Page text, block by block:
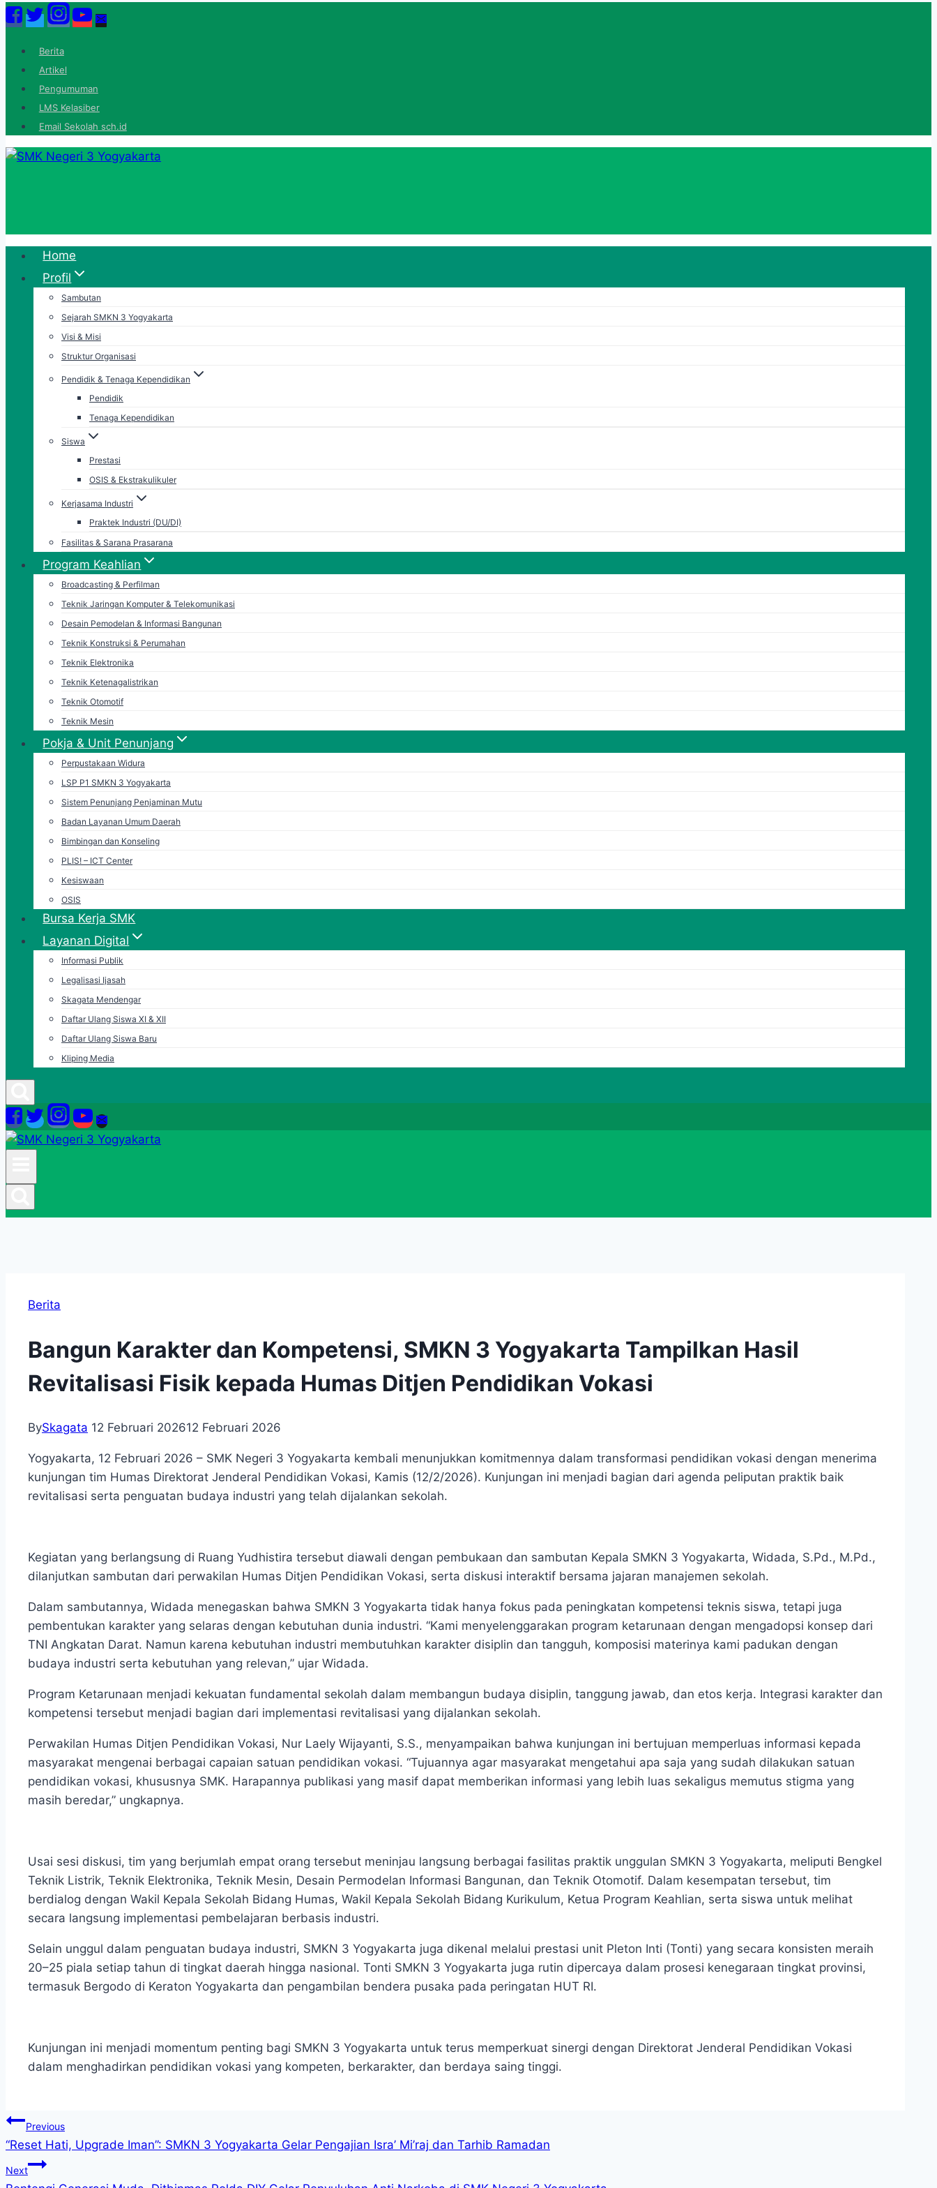
Skip
to
contentBerita
Artikel
Pengumuman
LMS Kelasiber
Email Sekolah sch.id
Home
Profil
Sambutan
Sejarah SMKN 3 Yogyakarta
Visi & Misi
Struktur Organisasi
Pendidik & Tenaga Kependidikan
Pendidik
Tenaga Kependidikan
Siswa
Prestasi
OSIS & Ekstrakulikuler
Kerjasama Industri
Praktek Industri (DU/DI)
Fasilitas & Sarana Prasarana
Program Keahlian
Broadcasting & Perfilman
Teknik Jaringan Komputer & Telekomunikasi
Desain Pemodelan & Informasi Bangunan
Teknik Konstruksi & Perumahan
Teknik Elektronika
Teknik Ketenagalistrikan
Teknik Otomotif
Teknik Mesin
Pokja & Unit Penunjang
Perpustakaan Widura
LSP P1 SMKN 3 Yogyakarta
Sistem Penunjang Penjaminan Mutu
Badan Layanan Umum Daerah
Bimbingan dan Konseling
PLIS! – ICT Center
Kesiswaan
OSIS
Bursa Kerja SMK
Layanan Digital
Informasi Publik
Legalisasi Ijasah
Skagata Mendengar
Daftar Ulang Siswa XI & XII
Daftar Ulang Siswa Baru
Kliping Media
Berita
Bangun Karakter dan Kompetensi, SMKN 3 Yogyakarta Tampilkan Hasil
Revitalisasi Fisik kepada Humas Ditjen Pendidikan Vokasi
BySkagata 12 Februari 202612 Februari 2026
Yogyakarta, 12 Februari 2026 – SMK Negeri 3 Yogyakarta kembali menunjukkan komitmennya dalam transformasi pendidikan vokasi dengan menerima
kunjungan tim Humas Direktorat Jenderal Pendidikan Vokasi, Kamis (12/2/2026). Kunjungan ini menjadi bagian dari agenda peliputan praktik baik
revitalisasi serta penguatan budaya industri yang telah dijalankan sekolah.
Kegiatan yang berlangsung di Ruang Yudhistira tersebut diawali dengan pembukaan dan sambutan Kepala SMKN 3 Yogyakarta, Widada, S.Pd., M.Pd.,
dilanjutkan sambutan dari perwakilan Humas Ditjen Pendidikan Vokasi, serta diskusi interaktif bersama jajaran manajemen sekolah.
Dalam sambutannya, Widada menegaskan bahwa SMKN 3 Yogyakarta tidak hanya fokus pada peningkatan kompetensi teknis siswa, tetapi juga
pembentukan karakter yang selaras dengan kebutuhan dunia industri. “Kami menyelenggarakan program ketarunaan dengan mengadopsi konsep dari
TNI Angkatan Darat. Namun karena kebutuhan industri membutuhkan karakter disiplin dan tangguh, komposisi materinya kami padukan dengan
budaya industri serta kebutuhan yang relevan,” ujar Widada.
Program Ketarunaan menjadi kekuatan fundamental sekolah dalam membangun budaya disiplin, tanggung jawab, dan etos kerja. Integrasi karakter dan
kompetensi tersebut menjadi bagian dari implementasi revitalisasi yang dijalankan sekolah.
Perwakilan Humas Ditjen Pendidikan Vokasi, Nur Laely Wijayanti, S.S., menyampaikan bahwa kunjungan ini bertujuan memperluas informasi kepada
masyarakat mengenai berbagai capaian satuan pendidikan vokasi. “Tujuannya agar masyarakat mengetahui apa saja yang sudah dilakukan satuan
pendidikan vokasi, khususnya SMK. Harapannya publikasi yang masif dapat memberikan informasi yang lebih luas sekaligus memutus stigma yang
masih beredar,” ungkapnya.
Usai sesi diskusi, tim yang berjumlah empat orang tersebut meninjau langsung berbagai fasilitas praktik unggulan SMKN 3 Yogyakarta, meliputi Bengkel
Teknik Listrik, Teknik Elektronika, Teknik Mesin, Desain Permodelan Informasi Bangunan, dan Teknik Otomotif. Dalam kesempatan tersebut, tim
berdialog dengan Wakil Kepala Sekolah Bidang Humas, Wakil Kepala Sekolah Bidang Kurikulum, Ketua Program Keahlian, serta siswa untuk melihat
secara langsung implementasi pembelajaran berbasis industri.
Selain unggul dalam penguatan budaya industri, SMKN 3 Yogyakarta juga dikenal melalui prestasi unit Pleton Inti (Tonti) yang secara konsisten meraih
20–25 piala setiap tahun di tingkat daerah hingga nasional. Tonti SMKN 3 Yogyakarta juga rutin dipercaya dalam prosesi kenegaraan tingkat provinsi,
termasuk Bergodo di Keraton Yogyakarta dan pengambilan bendera pusaka pada peringatan HUT RI.
Kunjungan ini menjadi momentum penting bagi SMKN 3 Yogyakarta untuk terus memperkuat sinergi dengan Direktorat Jenderal Pendidikan Vokasi
dalam menghadirkan pendidikan vokasi yang kompeten, berkarakter, dan berdaya saing tinggi.
Navigasi
pos
Previous
“Reset Hati, Upgrade Iman”: SMKN 3 Yogyakarta Gelar Pengajian Isra’ Mi’raj dan Tarhib Ramadan
Next